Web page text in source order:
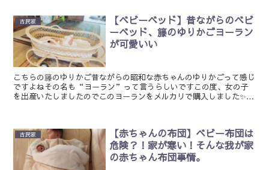
古民家
【ベビーベッド】昔ながらのベビ
ーベッド、籐のゆりかごヨーラン
が可愛いい
こちらの籐のゆりかご昔ながらの昭和な赤ちゃんのゆりかごって感じ
ですよねその名も“ヨーラン”って言うらしいですこの度、女の子
を出産いたしましたのでこのヨーランをメルカリで購入しました✨古
古民家
【赤ちゃんの布団】ベビー布団は
危険？！家が寒い！そんな我が家
の赤ちゃん布団事情。